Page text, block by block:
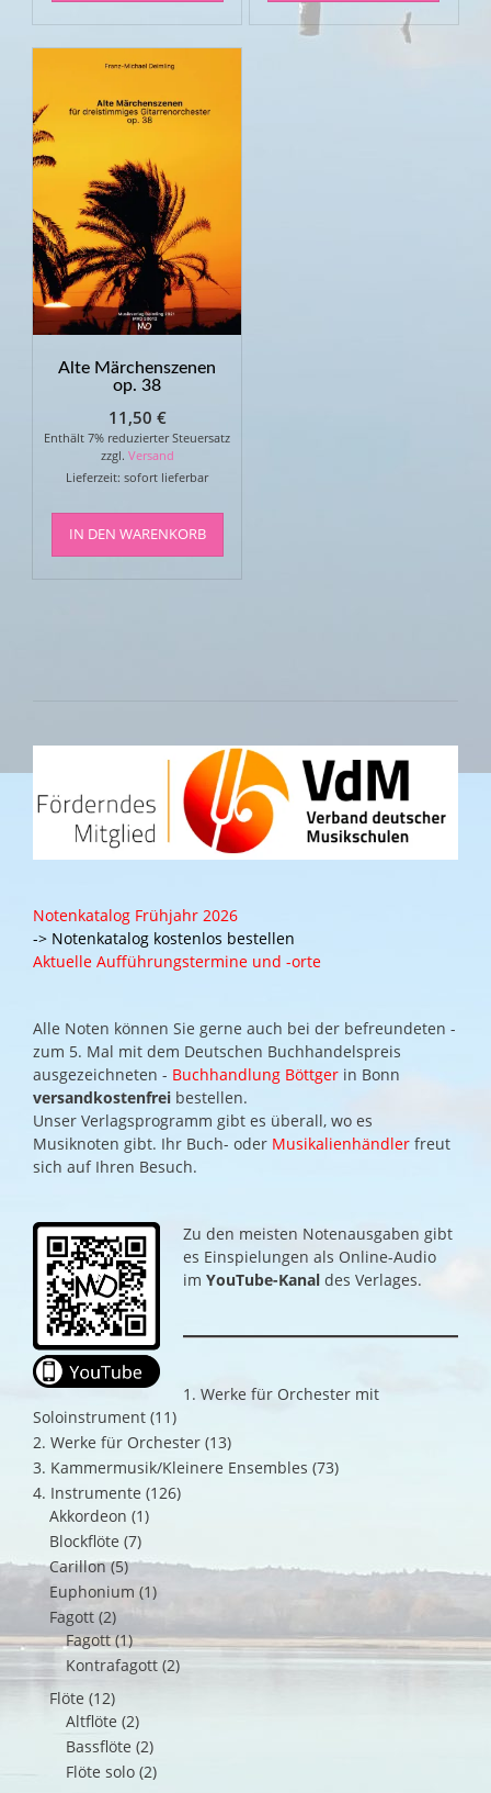
Alte Märchenszenen
op. 38
11,50 €
Enthält 7% reduzierter Steuersatz
zzgl. Versand
Lieferzeit: sofort lieferbar
IN DEN WARENKORB
Notenkatalog Frühjahr 2026
-> Notenkatalog kostenlos bestellen
Aktuelle Aufführungstermine und -orte
Alle Noten können Sie gerne auch bei der befreundeten -
zum 5. Mal mit dem Deutschen Buchhandelspreis
ausgezeichneten - Buchhandlung Böttger in Bonn
versandkostenfrei bestellen.
Unser Verlagsprogramm gibt es überall, wo es
Musiknoten gibt. Ihr Buch- oder Musikalienhändler freut
sich auf Ihren Besuch.
Zu den meisten Notenausgaben gibt
es Einspielungen als Online-Audio
im YouTube-Kanal des Verlages.
1. Werke für Orchester mit
Soloinstrument (11)
2. Werke für Orchester (13)
3. Kammermusik/Kleinere Ensembles (73)
4. Instrumente (126)
Akkordeon (1)
Blockflöte (7)
Carillon (5)
Euphonium (1)
Fagott (2)
Fagott (1)
Kontrafagott (2)
Flöte (12)
Altflöte (2)
Bassflöte (2)
Flöte solo (2)